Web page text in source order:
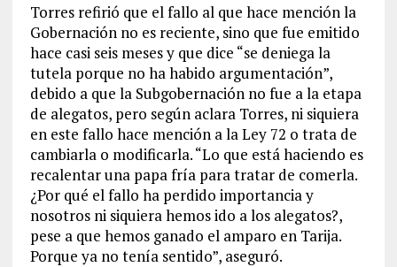
Torres refirió que el fallo al que hace mención la
Gobernación no es reciente, sino que fue emitido
hace casi seis meses y que dice “se deniega la
tutela porque no ha habido argumentación”,
debido a que la Subgobernación no fue a la etapa
de alegatos, pero según aclara Torres, ni siquiera
en este fallo hace mención a la Ley 72 o trata de
cambiarla o modificarla.“Lo que está haciendo es
recalentar una papa fría para tratar de comerla.
¿Por qué el fallo ha perdido importancia y
nosotros ni siquiera hemos ido a los alegatos?,
pese a que hemos ganado el amparo en Tarija.
Porque ya no tenía sentido”, aseguró.